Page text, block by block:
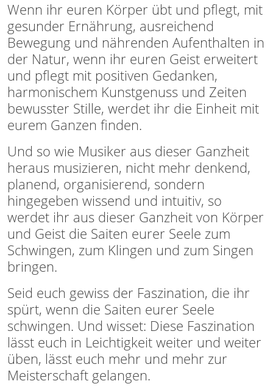
Wenn ihr euren Körper übt und pflegt, mit
gesunder Ernährung, ausreichend
Bewegung und nährenden Aufenthalten in
der Natur, wenn ihr euren Geist erweitert
und pflegt mit positiven Gedanken,
harmonischem Kunstgenuss und Zeiten
bewusster Stille, werdet ihr die Einheit mit
eurem Ganzen finden.
Und so wie Musiker aus dieser Ganzheit
heraus musizieren, nicht mehr denkend,
planend, organisierend, sondern
hingegeben wissend und intuitiv, so
werdet ihr aus dieser Ganzheit von Körper
und Geist die Saiten eurer Seele zum
Schwingen, zum Klingen und zum Singen
bringen.
Seid euch gewiss der Faszination, die ihr
spürt, wenn die Saiten eurer Seele
schwingen. Und wisset: Diese Faszination
lässt euch in Leichtigkeit weiter und weiter
üben, lässt euch mehr und mehr zur
Meisterschaft gelangen.